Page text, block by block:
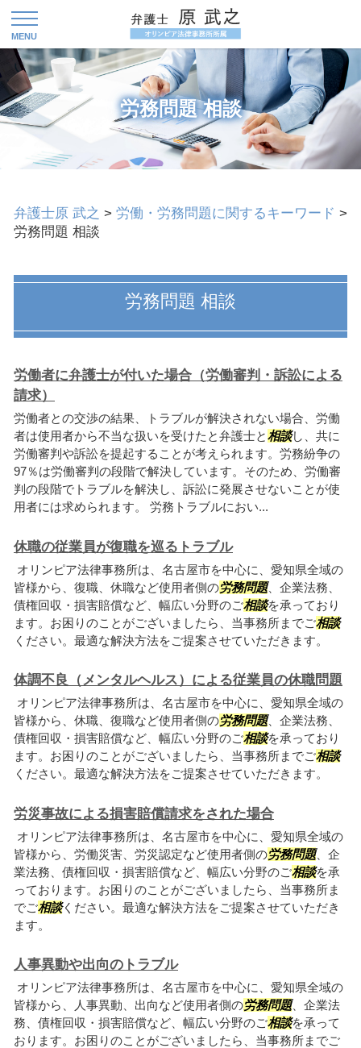
労務問題 相談
弁護士原 武之 > 労働・労務問題に関するキーワード >
労務問題 相談
労務問題 相談
労働者に弁護士が付いた場合（労働審判・訴訟による
請求）
労働者との交渉の結果、トラブルが解決されない場合、労働
者は使用者から不当な扱いを受けたと弁護士と相談し、共に
労働審判や訴訟を提起することが考えられます。労務紛争の
97％は労働審判の段階で解決しています。そのため、労働審
判の段階でトラブルを解決し、訴訟に発展させないことが使
用者には求められます。 労務トラブルにおい...
休職の従業員が復職を巡るトラブル
オリンピア法律事務所は、名古屋市を中心に、愛知県全域の
皆様から、復職、休職など使用者側の労務問題、企業法務、
債権回収・損害賠償など、幅広い分野のご相談を承っており
ます。お困りのことがございましたら、当事務所までご相談
ください。最適な解決方法をご提案させていただきます。
体調不良（メンタルヘルス）による従業員の休職問題
オリンピア法律事務所は、名古屋市を中心に、愛知県全域の
皆様から、休職、復職など使用者側の労務問題、企業法務、
債権回収・損害賠償など、幅広い分野のご相談を承っており
ます。お困りのことがございましたら、当事務所までご相談
ください。最適な解決方法をご提案させていただきます。
労災事故による損害賠償請求をされた場合
オリンピア法律事務所は、名古屋市を中心に、愛知県全域の
皆様から、労働災害、労災認定など使用者側の労務問題、企
業法務、債権回収・損害賠償など、幅広い分野のご相談を承
っております。お困りのことがございましたら、当事務所ま
でご相談ください。最適な解決方法をご提案させていただき
ます。
人事異動や出向のトラブル
オリンピア法律事務所は、名古屋市を中心に、愛知県全域の
皆様から、人事異動、出向など使用者側の労務問題、企業法
務、債権回収・損害賠償など、幅広い分野のご相談を承って
おります。お困りのことがございましたら、当事務所までご